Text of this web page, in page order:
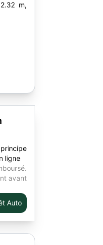
m,
ligne
avant
Auto